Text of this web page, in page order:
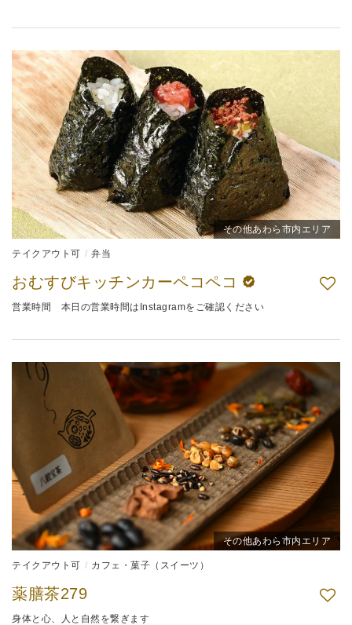
その他あわら市内エリア
テイクアウト可 弁当
おむすびキッチンカーペコペコ
営業時間 本日の営業時間はInstagramをご確認ください
その他あわら市内エリア
テイクアウト可 カフェ・菓子（スイーツ）
薬膳茶279
身体と心、人と自然を繋ぎます